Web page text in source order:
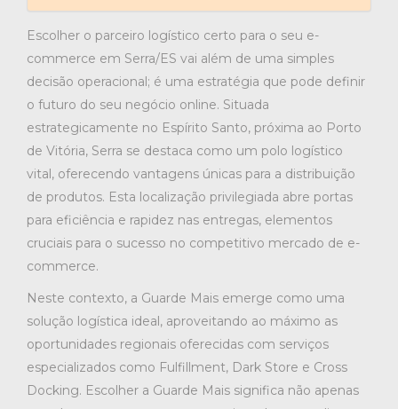
Escolher o parceiro logístico certo para o seu e-
commerce em Serra/ES vai além de uma simples
decisão operacional; é uma estratégia que pode definir
o futuro do seu negócio online. Situada
estrategicamente no Espírito Santo, próxima ao Porto
de Vitória, Serra se destaca como um polo logístico
vital, oferecendo vantagens únicas para a distribuição
de produtos. Esta localização privilegiada abre portas
para eficiência e rapidez nas entregas, elementos
cruciais para o sucesso no competitivo mercado de e-
commerce.
Neste contexto, a Guarde Mais emerge como uma
solução logística ideal, aproveitando ao máximo as
oportunidades regionais oferecidas com serviços
especializados como Fulfillment, Dark Store e Cross
Docking. Escolher a Guarde Mais significa não apenas